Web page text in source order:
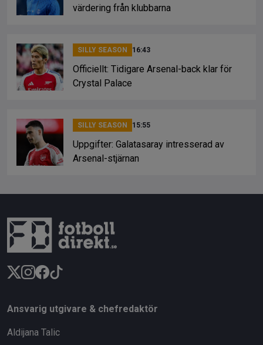
värdering från klubbarna
SILLY SEASON 16:43
Officiellt: Tidigare Arsenal-back klar för
Crystal Palace
SILLY SEASON 15:55
Uppgifter: Galatasaray intresserad av
Arsenal-stjärnan
Ansvarig utgivare & chefredaktör
Aldijana Talic